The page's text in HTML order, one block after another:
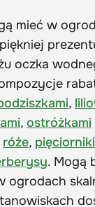
mieć w
oczka
,
, ostróżkami
róże, pięciorniki
. Mogą
ogrodach